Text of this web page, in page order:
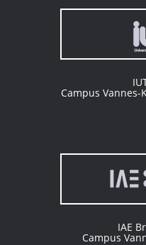
Campus Vannes-
IAE
Campus